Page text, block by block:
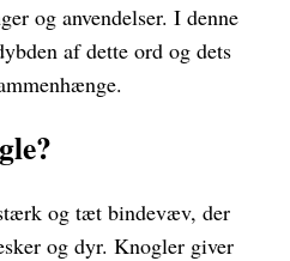
og anvendelser. I denne
af dette ord og dets
og tæt bindevæv, der
og dyr. Knogler giver